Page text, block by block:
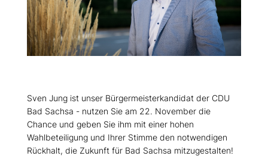
Sven Jung ist unser Bürgermeisterkandidat der CDU
Bad Sachsa - nutzen Sie am 22. November die
Chance und geben Sie ihm mit einer hohen
Wahlbeteiligung und Ihrer Stimme den notwendigen
Rückhalt, die Zukunft für Bad Sachsa mitzugestalten!